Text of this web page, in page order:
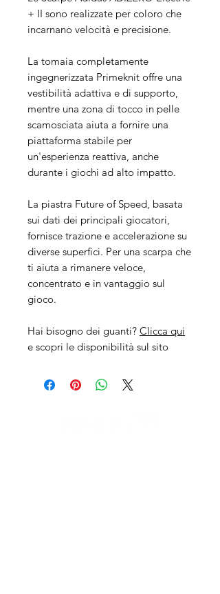
+ II sono realizzate per coloro che
incarnano velocità e precisione.
La tomaia completamente
ingegnerizzata Primeknit offre una
vestibilità adattiva e di supporto,
mentre una zona di tocco in pelle
scamosciata aiuta a fornire una
piattaforma stabile per
un'esperienza reattiva, anche
durante i giochi ad alto impatto.
La piastra Future of Speed, basata
sui dati dei principali giocatori,
fornisce trazione e accelerazione su
diverse superfici. Per una scarpa che
ti aiuta a rimanere veloce,
concentrato e in vantaggio sul
gioco.
Hai bisogno dei guanti? Clicca qui
e scopri le disponibilità sul sito